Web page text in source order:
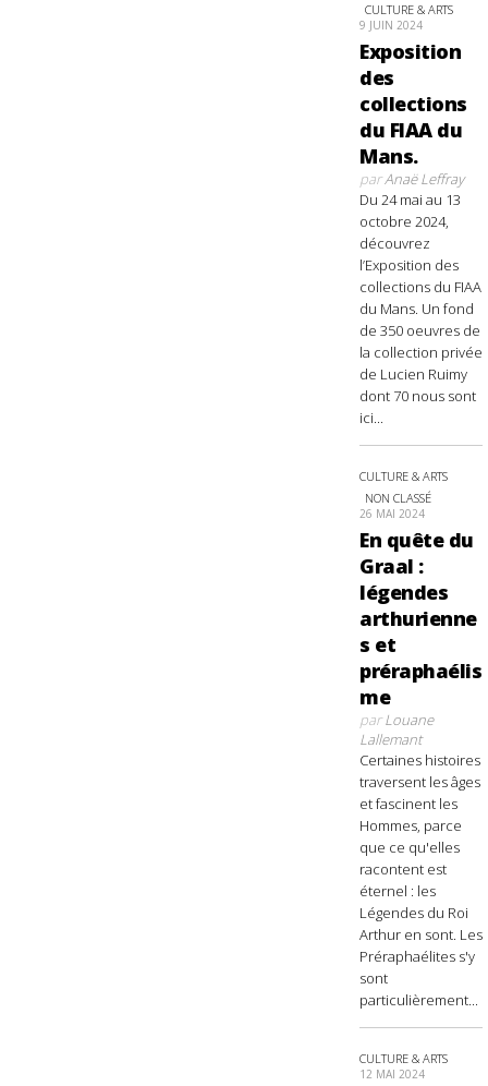
CULTURE & ARTS
9 JUIN 2024
Exposition
des
collections
du FIAA du
Mans.
parAnaë Leffray
Du 24 mai au 13
octobre 2024,
découvrez
l’Exposition des
collections du FIAA
du Mans. Un fond
de 350 oeuvres de
la collection privée
de Lucien Ruimy
dont 70 nous sont
ici...
CULTURE & ARTS
NON CLASSÉ
26 MAI 2024
En quête du
Graal :
légendes
arthurienne
s et
préraphaélis
me
parLouane
Lallemant
Certaines histoires
traversent les âges
et fascinent les
Hommes, parce
que ce qu'elles
racontent est
éternel : les
Légendes du Roi
Arthur en sont. Les
Préraphaélites s'y
sont
particulièrement...
CULTURE & ARTS
12 MAI 2024